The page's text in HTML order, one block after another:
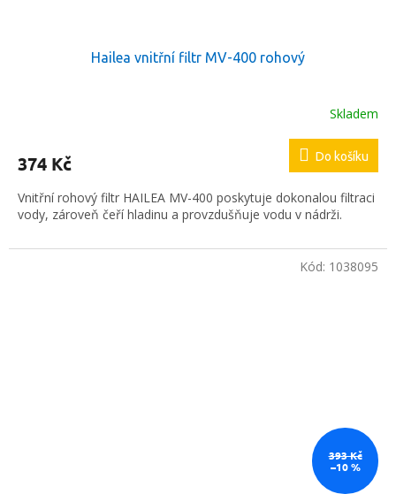
Hailea vnitřní filtr MV-400 rohový
Skladem
374 Kč Do košíku
Vnitřní rohový filtr HAILEA MV-400 poskytuje dokonalou filtraci
vody, zároveň čeří hladinu a provzdušňuje vodu v nádrži.
393 Kč
–10 %
Kód: 1038095